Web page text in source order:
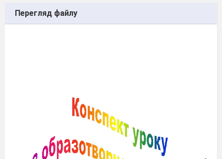
Перегляд файлу